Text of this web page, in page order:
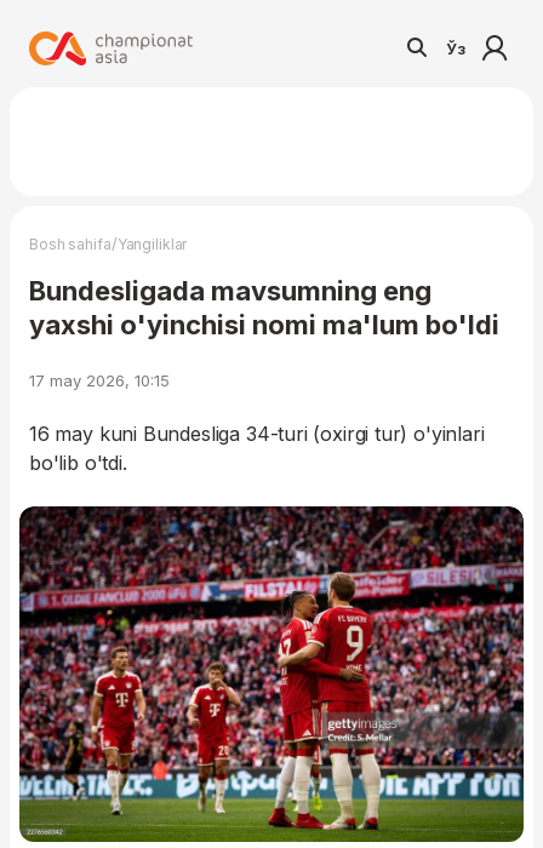
Ўз
Bosh sahifa/Yangiliklar
Bundesligada mavsumning eng
yaxshi o'yinchisi nomi ma'lum bo'ldi
17 may 2026, 10:15
16 may kuni Bundesliga 34-turi (oxirgi tur) o'yinlari
bo'lib o'tdi.